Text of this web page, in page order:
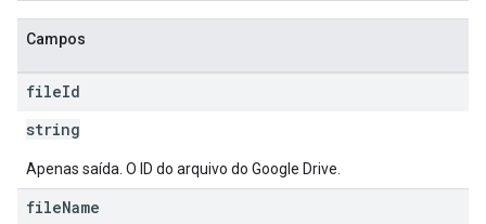
Campos
fileId
string
Apenas saída. O ID do arquivo do Google Drive.
fileName